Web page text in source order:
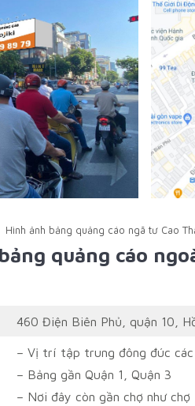
Hình ảnh bảng quảng cáo ngã tư Cao
quảng cáo
460 Điện Biên Phủ, quận 10,
– Vị trí tập trung đông đúc các
– Bảng gần Quận 1, Quận 3
– Nơi đây còn gần chợ như chợ